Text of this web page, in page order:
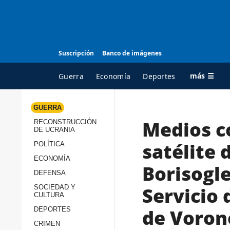
Suscripción Banco de imágenes
Guerra Economía Deportes más ☰
TODAS LAS
GUERRA
RECONSTRUCCIÓN
DE UCRANIA
POLÍTICA
ECONOMÍA
DEFENSA
SOCIEDAD Y
CULTURA
DEPORTES
CRIMEN
Medios
satélite
Servicio
de